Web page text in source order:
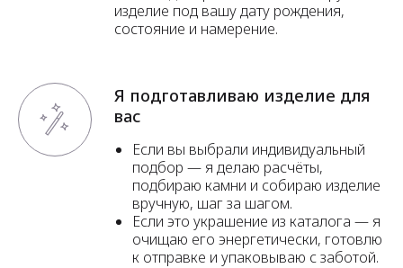
изделие под вашу дату рождения,
состояние и намерение.
Я подготавливаю изделие для
вас
Если вы выбрали индивидуальный
подбор — я делаю расчёты,
подбираю камни и собираю изделие
вручную, шаг за шагом.
Если это украшение из каталога — я
очищаю его энергетически, готовлю
к отправке и упаковываю с заботой.